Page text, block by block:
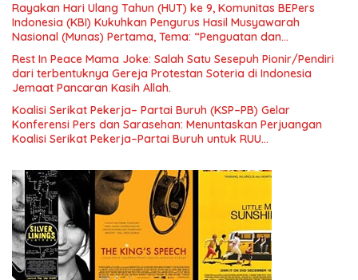
Rayakan Hari Ulang Tahun (HUT) ke 9, Komunitas BEPers
Indonesia (KBI) Kukuhkan Pengurus Hasil Musyawarah
Nasional (Munas) Pertama, Tema: “Penguatan dan
Pengembangan Organisasi KBI yang Berbasis Riset di seluruh
Indonesia dan Mancanegara”.
Rest In Peace Mama Joke: Salah Satu Sesepuh Pionir/Pendiri
dari terbentuknya Gereja Protestan Soteria di Indonesia
Jemaat Pancaran Kasih Allah.
Koalisi Serikat Pekerja– Partai Buruh (KSP–PB) Gelar
Konferensi Pers dan Sarasehan: Menuntaskan Perjuangan
Koalisi Serikat Pekerja–Partai Buruh untuk RUU